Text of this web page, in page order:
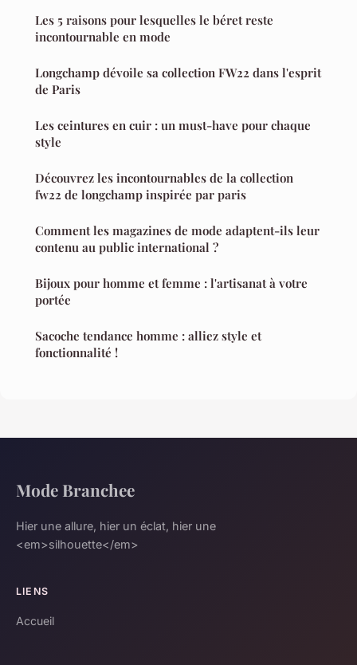
Les 5 raisons pour lesquelles le béret reste
incontournable en mode
Longchamp dévoile sa collection FW22 dans l'esprit
de Paris
Les ceintures en cuir : un must-have pour chaque
style
Découvrez les incontournables de la collection
fw22 de longchamp inspirée par paris
Comment les magazines de mode adaptent-ils leur
contenu au public international ?
Bijoux pour homme et femme : l'artisanat à votre
portée
Sacoche tendance homme : alliez style et
fonctionnalité !
Mode Branchee
Hier une allure, hier un éclat, hier une
<em>silhouette</em>
LIENS
Accueil